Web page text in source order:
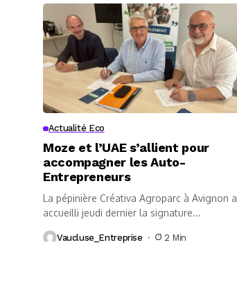
Actualité Eco
Moze et l’UAE s’allient pour
accompagner les Auto-
Entrepreneurs
La pépinière Créativa Agroparc à Avignon a
accueilli jeudi dernier la signature...
Vaucluse_Entreprise 2 Min